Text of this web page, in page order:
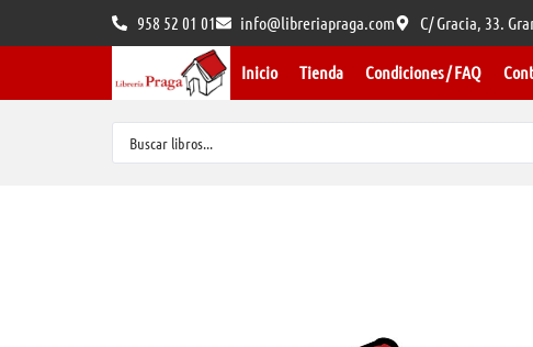
958 52 01 01 info@libreriapraga.com C/ Gracia, 33.
Inicio Tienda Condiciones / FAQ